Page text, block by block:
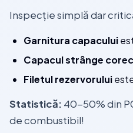
Inspecție simplă dar
Garnitura capacului
Capacul strânge
Filetul rezervorului
Statistică: 40-50% din
de combustibil!